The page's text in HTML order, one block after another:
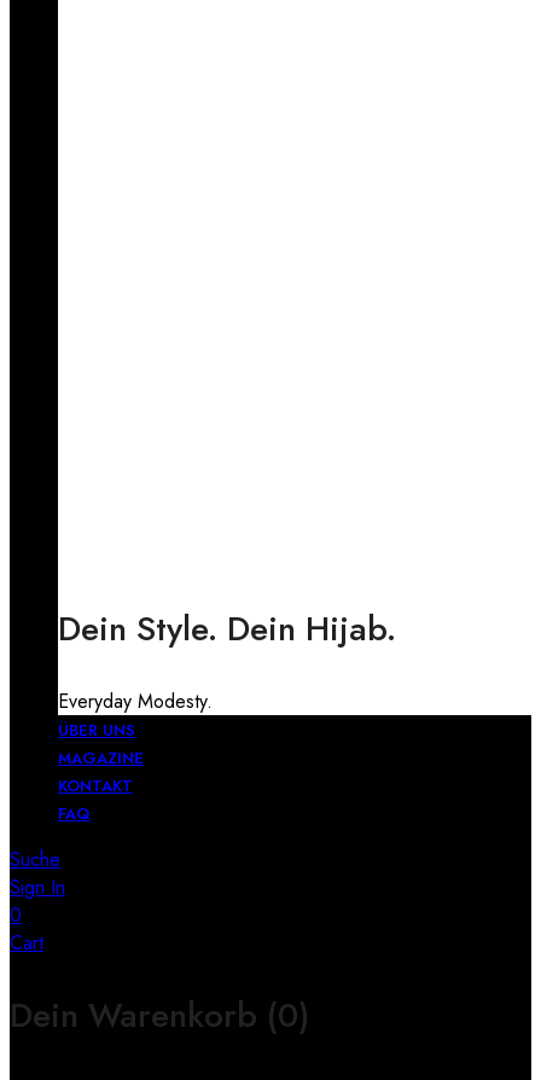
Dein Style. Dein Hijab.
Everyday Modesty.
ÜBER UNS
MAGAZINE
KONTAKT
FAQ
Suche
Sign In
0
Cart
Dein Warenkorb (0)